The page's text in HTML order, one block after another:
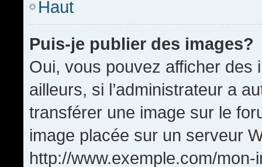
Haut
Puis-je publier des images?
Oui, vous pouvez afficher
ailleurs, si l’administrateur a
transférer une image sur le
image placée sur un serveur
http://www.exemple.com/